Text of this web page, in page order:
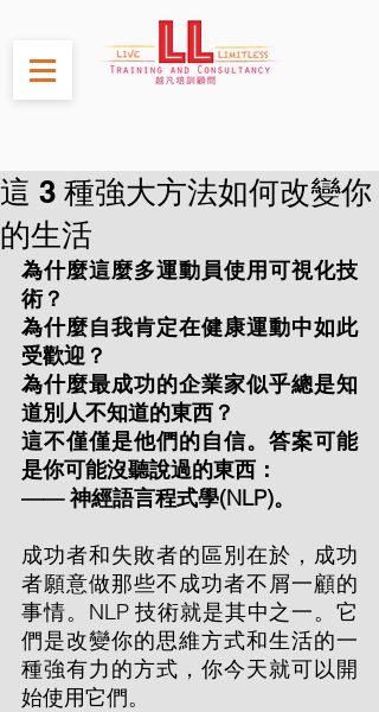
這 3 種強大方法如何改變你
的生活
為什麼這麼多運動員使用可視化技
術？
為什麼自我肯定在健康運動中如此
受歡迎？
為什麼最成功的企業家似乎總是知
道別人不知道的東西？
這不僅僅是他們的自信。答案可能
是你可能沒聽說過的東西：
—— 神經語言程式學(NLP)。
成功者和失敗者的區別在於，成功
者願意做那些不成功者不屑一顧的
事情。NLP 技術就是其中之一。它
們是改變你的思維方式和生活的一
種強有力的方式，你今天就可以開
始使用它們。